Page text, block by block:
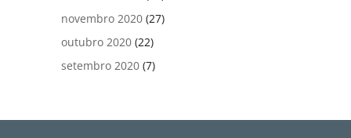
novembro 2020 (27)
outubro 2020 (22)
setembro 2020 (7)